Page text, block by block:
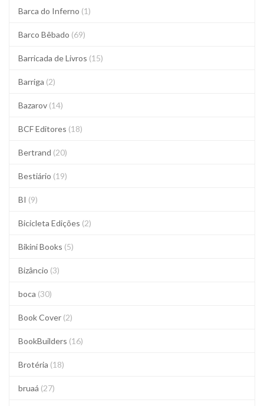
Barca do Inferno (1)
Barco Bêbado (69)
Barricada de Livros (15)
Barriga (2)
Bazarov (14)
BCF Editores (18)
Bertrand (20)
Bestiário (19)
BI (9)
Bicicleta Edições (2)
Bikini Books (5)
Bizâncio (3)
boca (30)
Book Cover (2)
BookBuilders (16)
Brotéria (18)
bruaá (27)